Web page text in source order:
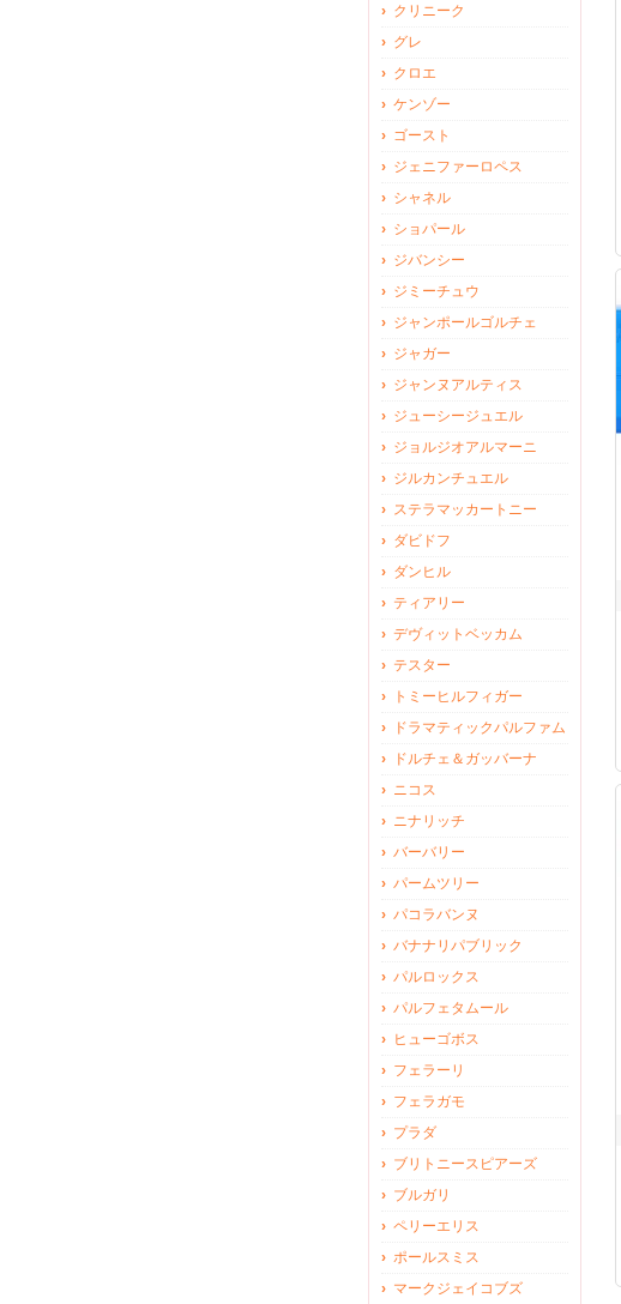
クリニーク
グレ
クロエ
ケンゾー
ゴースト
ジェニファーロペス
シャネル
ショパール
ジバンシー
ジミーチュウ
ジャンポールゴルチェ
ジャガー
ジャンヌアルティス
ジューシージュエル
ジョルジオアルマーニ
ジルカンチュエル
ステラマッカートニー
ダビドフ
ダンヒル
ティアリー
デヴィットベッカム
テスター
トミーヒルフィガー
ドラマティックパルファム
ドルチェ＆ガッバーナ
ニコス
ニナリッチ
バーバリー
パームツリー
パコラバンヌ
バナナリパブリック
パルロックス
パルフェタムール
ヒューゴボス
フェラーリ
フェラガモ
プラダ
ブリトニースピアーズ
ブルガリ
ペリーエリス
ポールスミス
マークジェイコブズ